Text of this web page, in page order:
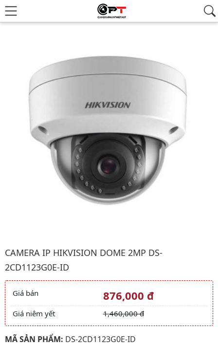
CAMERA IP HIKVISION DOME 2MP DS-
2CD1123G0E-ID
Giá và khuyến mãi
Giá bán 876,000 đ
Giá niêm yết 1,460,000 đ
MÃ SẢN PHẨM: DS-2CD1123G0E-ID